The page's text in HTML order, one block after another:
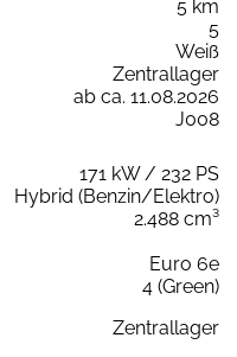
5 km
5
Weiß
Zentrallager
ab ca. 11.08.2026
J008
171 kW / 232 PS
Hybrid (Benzin/Elektro)
2.488 cm³
Euro 6e
4 (Green)
Zentrallager